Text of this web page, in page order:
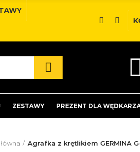
ZESTAWY PREZENT DLA
Agrafka z krętlikiem GERMINA